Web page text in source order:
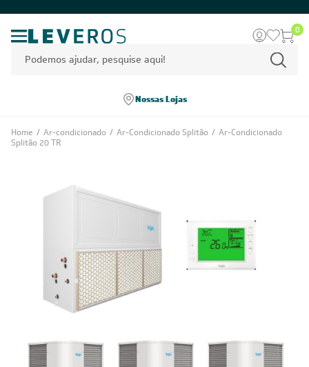
0
Nossas Lojas
Home / Ar-condicionado / Ar-Condicionado Splitão / Ar-Condicionado
Splitão 20 TR